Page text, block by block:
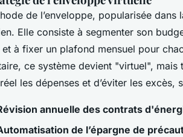
de l’enveloppe, popularisée
Elle consiste à segmenter son
à fixer un plafond mensuel pour
ce système devient "virtuel",
les dépenses et d’éviter les excès,
annuelle des contrats
de l’épargne de